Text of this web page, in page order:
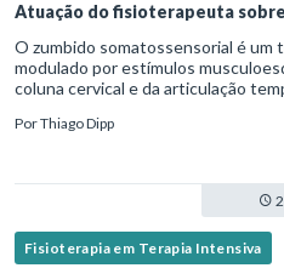
Atuação do fisioterapeuta
O zumbido somatossensorial é
modulado por estímulos
coluna cervical e da articulação
PorThiago Dipp
Fisioterapia em Terapia Intensiva